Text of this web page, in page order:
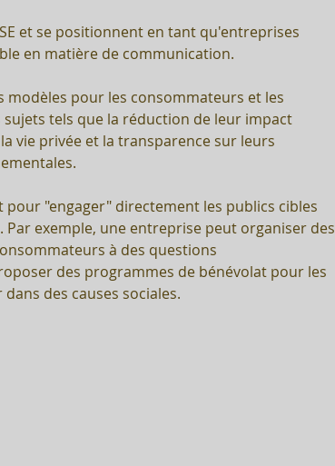
et se positionnent en tant qu'entreprises
en matière de communication.
modèles pour les consommateurs et les
tels que la réduction de leur impact
vie privée et la transparence sur leurs
pour "engager" directement les publics cibles
exemple, une entreprise peut organiser des
à des questions
des programmes de bénévolat pour les
des causes sociales.